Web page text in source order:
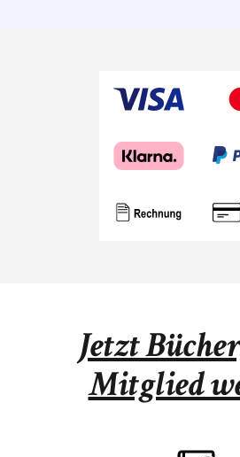
Jetzt
Mitglied